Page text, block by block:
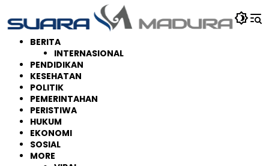
ke
konten
BERITA
INTERNASIONAL
PENDIDIKAN
KESEHATAN
POLITIK
PEMERINTAHAN
PERISTIWA
HUKUM
EKONOMI
SOSIAL
MORE